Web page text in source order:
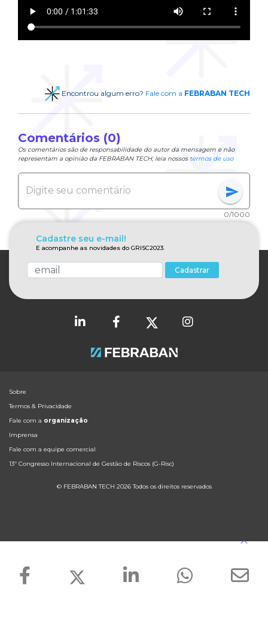
Encontrou algum erro? Fale com a FEBRABAN TECH
Comentários (0)
Os comentários são de responsabilidade do autor da mensagem e não
representam a opinião da FEBRABAN TECH; leia nossos termos de uso
send
0/1000
Cadastre seu e-mail!
E acompanhe as novidades do GRISC2023.
Cadastrar
Sobre
Termos & Privacidade
Fale com a organização
Imprensa
Fale com a equipe comercial
13º Congresso Internacional de Gestão de Riscos (G-Risc)
© FEBRABAN TECH 2026 Todos os direitos reservados
keyboard_arrow_up